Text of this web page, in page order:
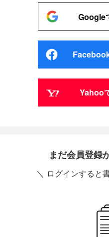
Google
Yahoo
まだ会員登録
＼ ログインすると